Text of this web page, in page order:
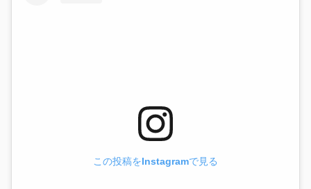
この投稿をInstagramで見る